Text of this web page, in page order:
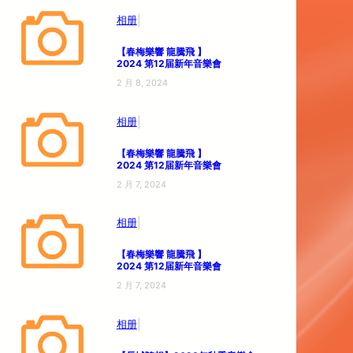
相册|
【春梅樂響 龍騰飛 】
2024 第12届新年音樂會
2 月 8, 2024
相册|
【春梅樂響 龍騰飛 】
2024 第12届新年音樂會
2 月 7, 2024
相册|
【春梅樂響 龍騰飛 】
2024 第12届新年音樂會
2 月 7, 2024
相册|